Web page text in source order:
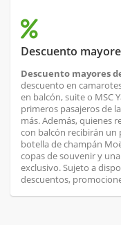
Descuento
Descuento mayores
descuento en
en balcón, suite o MSC
primeros pasajeros de
más. Además, quienes
con balcón recibirán un
botella de champán
copas de souvenir y
exclusivo. Sujeto a
descuentos,